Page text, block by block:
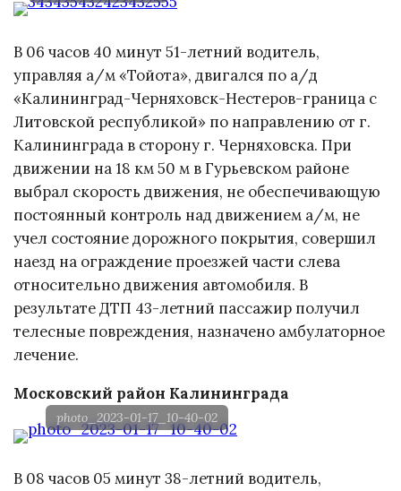
В 06 часов 40 минут 51-летний водитель,
управляя а/м «Тойота», двигался по а/д
«Калининград-Черняховск-Нестеров-граница с
Литовской республикой» по направлению от г.
Калининграда в сторону г. Черняховска. При
движении на 18 км 50 м в Гурьевском районе
выбрал скорость движения, не обеспечивающую
постоянный контроль над движением а/м, не
учел состояние дорожного покрытия, совершил
наезд на ограждение проезжей части слева
относительно движения автомобиля. В
результате ДТП 43-летний пассажир получил
телесные повреждения, назначено амбулаторное
лечение.
Московский район Калининграда
photo_2023-01-17_10-40-02
В 08 часов 05 минут 38-летний водитель,